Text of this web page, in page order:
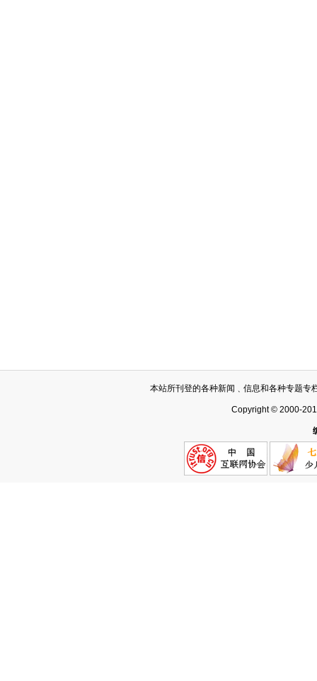
本站所刊登的各种新闻﹑信息和各种专题专
Copyright © 2000-